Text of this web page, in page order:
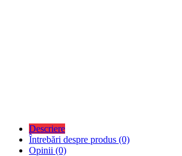
Descriere
Întrebări despre produs (0)
Opinii (0)